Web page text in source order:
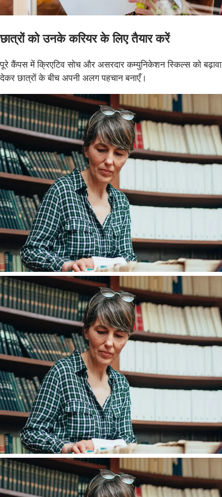
छात्रों को उनके करियर के लिए तैयार करें
पूरे कैंपस में क्रिएटिव सोच और असरदार कम्युनिकेशन स्किल्स को बढ़ावा
देकर छात्रों के बीच अपनी अलग पहचान बनाएँ।